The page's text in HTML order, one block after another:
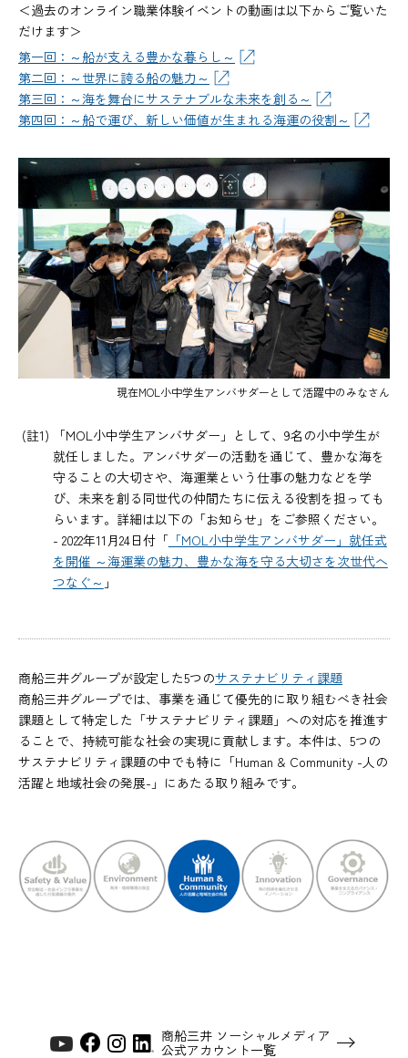
＜過去のオンライン職業体験イベントの動画は以下からご覧いた
だけます＞
第一回：～船が支える豊かな暮らし～
第二回：～世界に誇る船の魅力～
第三回：～海を舞台にサステナブルな未来を創る～
第四回：～船で運び、新しい価値が生まれる海運の役割～
現在MOL小中学生アンバサダーとして活躍中のみなさん
(註1) 「MOL小中学生アンバサダー」として、9名の小中学生が
就任しました。アンバサダーの活動を通じて、豊かな海を
守ることの大切さや、海運業という仕事の魅力などを学
び、未来を創る同世代の仲間たちに伝える役割を担っても
らいます。詳細は以下の「お知らせ」をご参照ください。
- 2022年11月24日付「「MOL小中学生アンバサダー」就任式
を開催 ～海運業の魅力、豊かな海を守る大切さを次世代へ
つなぐ～ 」
商船三井グループが設定した5つのサステナビリティ課題
商船三井グループでは、事業を通じて優先的に取り組むべき社会
課題として特定した「サステナビリティ課題」への対応を推進す
ることで、持続可能な社会の実現に貢献します。本件は、5つの
サステナビリティ課題の中でも特に「Human & Community -人の
活躍と地域社会の発展-」にあたる取り組みです。
商船三井 ソーシャルメディア
公式アカウント一覧